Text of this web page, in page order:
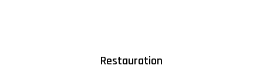
Restauration